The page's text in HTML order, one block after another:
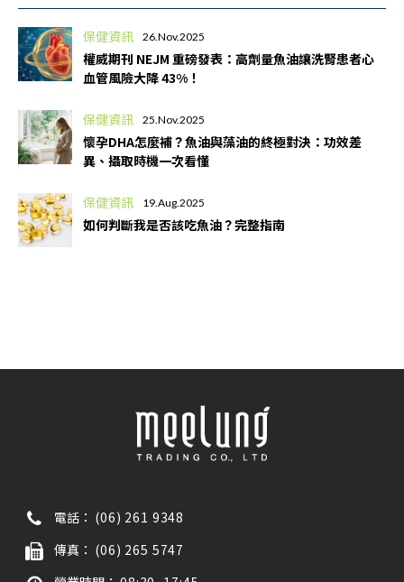
保健資訊 26.Nov.2025
權威期刊 NEJM 重磅發表：高劑量魚油讓洗腎患者心
血管風險大降 43%！
保健資訊 25.Nov.2025
懷孕DHA怎麼補？魚油與藻油的終極對決：功效差
異、攝取時機一次看懂
保健資訊 19.Aug.2025
如何判斷我是否該吃魚油？完整指南
電話： (06) 261 9348
傳真： (06) 265 5747